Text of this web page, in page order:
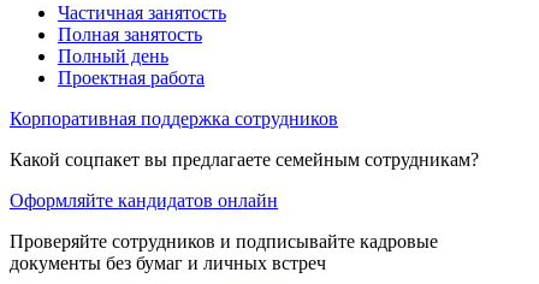
Частичная занятость
Полная занятость
Полный день
Проектная работа
Корпоративная поддержка сотрудников
Какой соцпакет вы предлагаете семейным сотрудникам?
Оформляйте кандидатов онлайн
Проверяйте сотрудников и подписывайте кадровые
документы без бумаг и личных встреч